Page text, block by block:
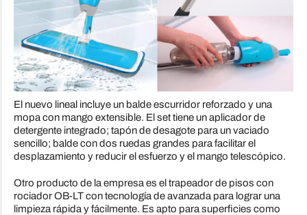
El nuevo lineal incluye un balde escurridor reforzado y una
mopa con mango extensible. El set tiene un aplicador de
detergente integrado; tapón de desagote para un vaciado
sencillo; balde con dos ruedas grandes para facilitar el
desplazamiento y reducir el esfuerzo y el mango telescópico.
Otro producto de la empresa es el trapeador de pisos con
rociador OB-LT con tecnología de avanzada para lograr una
limpieza rápida y fácilmente. Es apto para superficies como